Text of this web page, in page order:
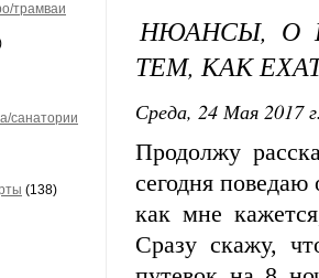
трамваи
санатории
(138)
НЮАНСЫ, О
ТЕМ, КАК
Среда, 24 Мая 2017
Продолжу
сегодня
как мне
Сразу скажу,